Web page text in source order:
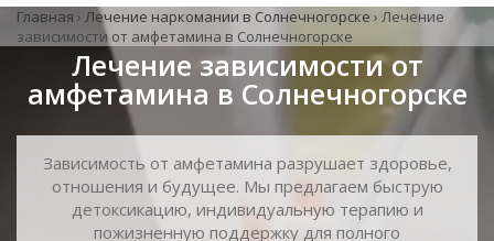
Главная › Лечение наркомании в Солнечногорске › Лечение
зависимости от амфетамина в Солнечногорске
Лечение зависимости от
амфетамина в Солнечногорске
Зависимость от амфетамина разрушает здоровье,
отношения и будущее. Мы предлагаем быструю
детоксикацию, индивидуальную терапию и
пожизненную поддержку для полного